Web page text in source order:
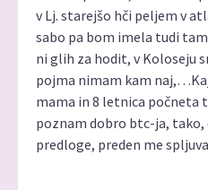
v Lj. starejšo hči peljem v
sabo pa bom imela tudi
ni glih za hodit, v Koloseju
pojma nimam kam
mama in 8 letnica počneta
poznam dobro btc-ja, tako,
predloge, preden me